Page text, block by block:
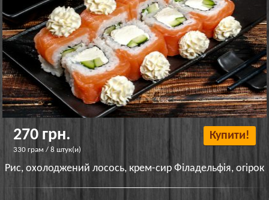
270 грн.
330 грам / 8 штук(и)
Купити!
Рис, охолоджений лосось, крем-сир Філадельфія, огірок